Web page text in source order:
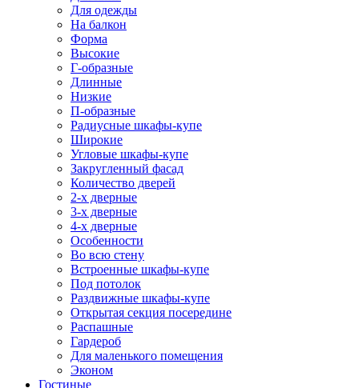
Для одежды
На балкон
Форма
Высокие
Г-образные
Длинные
Низкие
П-образные
Радиусные шкафы-купе
Широкие
Угловые шкафы-купе
Закругленный фасад
Количество дверей
2-х дверные
3-х дверные
4-х дверные
Особенности
Во всю стену
Встроенные шкафы-купе
Под потолок
Раздвижные шкафы-купе
Открытая секция посередине
Распашные
Гардероб
Для маленького помещения
Эконом
Гостиные